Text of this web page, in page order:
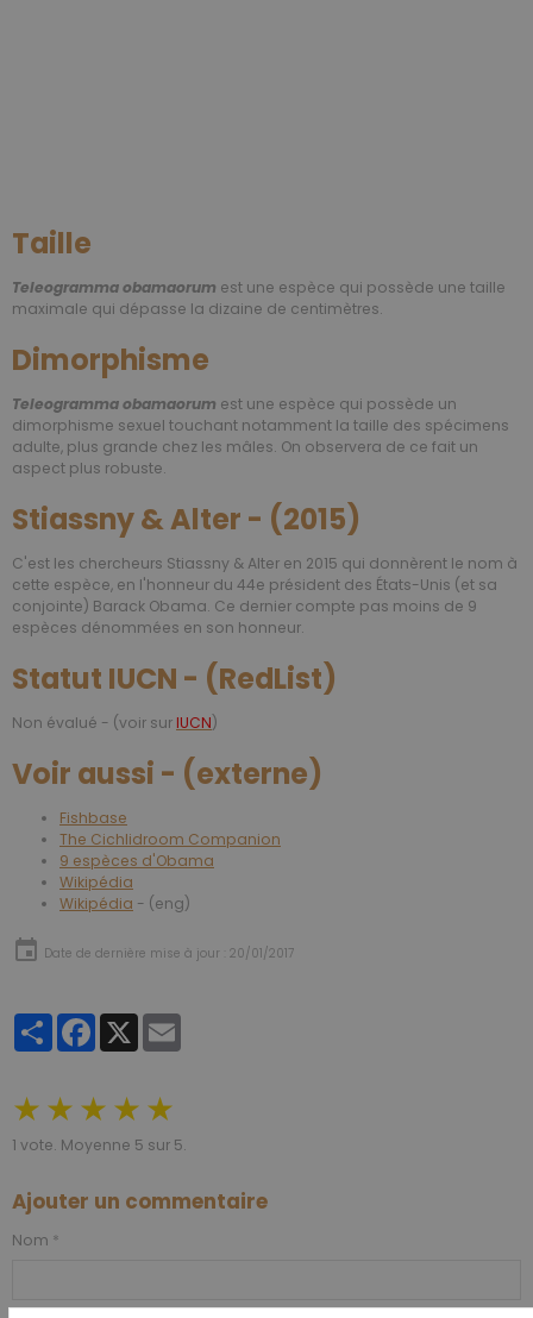
Taille
Teleogramma obamaorum est une espèce qui possède une taille
maximale qui dépasse la dizaine de centimètres.
Dimorphisme
Teleogramma obamaorum est une espèce qui possède un
dimorphisme sexuel touchant notamment la taille des spécimens
adulte, plus grande chez les mâles. On observera de ce fait un
aspect plus robuste.
Stiassny & Alter - (2015)
C'est les chercheurs Stiassny & Alter en 2015 qui donnèrent le nom à
cette espèce, en l'honneur du 44e président des États-Unis (et sa
conjointe) Barack Obama. Ce dernier compte pas moins de 9
espèces dénommées en son honneur.
Statut IUCN - (RedList)
Non évalué - (voir sur IUCN)
Voir aussi - (externe)
Fishbase
The Cichlidroom Companion
9 espèces d'Obama
Wikipédia
Wikipédia - (eng)
Date de dernière mise à jour : 20/01/2017
PartagerFacebook
X
★★★★★
1 vote. Moyenne 5 sur 5.
Ajouter un commentaire
Nom